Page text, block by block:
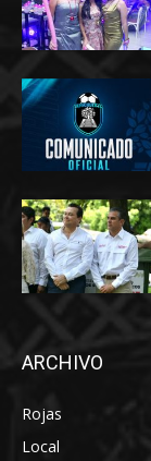
ARCHIVO
Rojas
Local